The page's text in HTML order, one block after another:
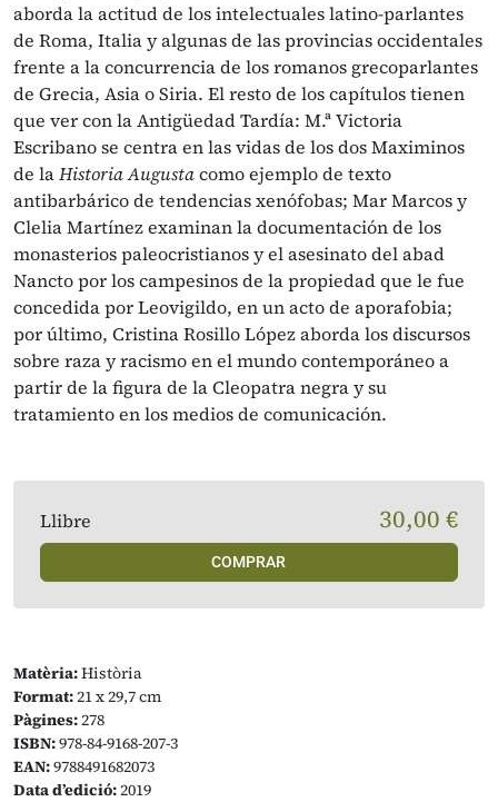
aborda la actitud de los intelectuales latino-parlantes
de Roma, Italia y algunas de las provincias occidentales
frente a la concurrencia de los romanos grecoparlantes
de Grecia, Asia o Siria. El resto de los capítulos tienen
que ver con la Antigüedad Tardía: M.ª Victoria
Escribano se centra en las vidas de los dos Maximinos
de laHistoria Augustacomo ejemplo de texto
antibarbárico de tendencias xenófobas; Mar Marcos y
Clelia Martínez examinan la documentación de los
monasterios paleocristianos y el asesinato del abad
Nancto por los campesinos de la propiedad que le fue
concedida por Leovigildo, en un acto de aporafobia;
por último, Cristina Rosillo López aborda los discursos
sobre raza y racismo en el mundo contemporáneo a
partir de la figura de la Cleopatra negra y su
tratamiento en los medios de comunicación.
Matèria:Història
Format:21 x 29,7 cm
Pàgines:278
ISBN:978-84-9168-207-3
EAN:9788491682073
Data d’edició:2019
Llibre 30,00 €
COMPRAR